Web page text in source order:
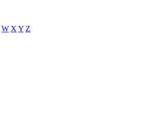
W X Y Z